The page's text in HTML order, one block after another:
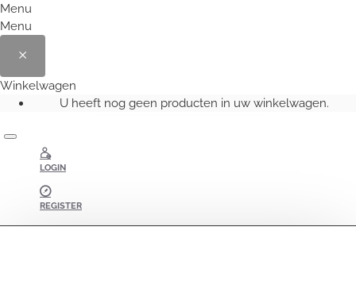
Menu
Menu
Winkelwagen
U heeft nog geen producten in uw winkelwagen.
LOGIN
REGISTER